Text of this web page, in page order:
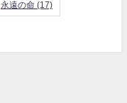
永遠の命 (17)